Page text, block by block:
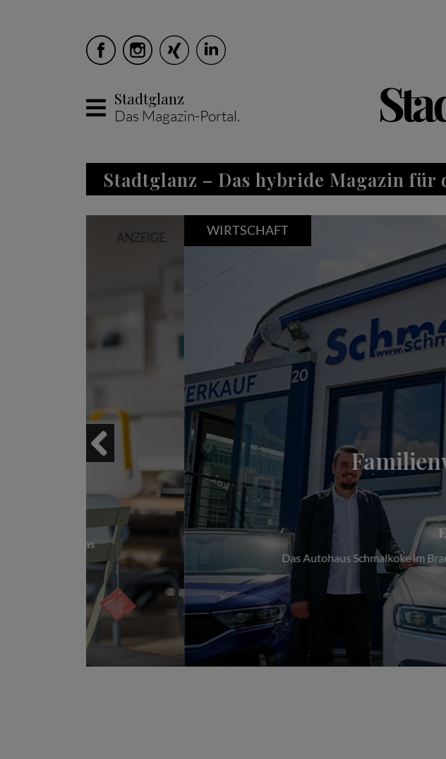
Stadtglanz
Das Magazin-Portal.
Stadtglanz – Das hybride Magazin für
WIRTSCHAFT
Familienwerte
Die
Ein Autohaus
Das Autohaus Schmalkoke im Braunschweiger
Previous